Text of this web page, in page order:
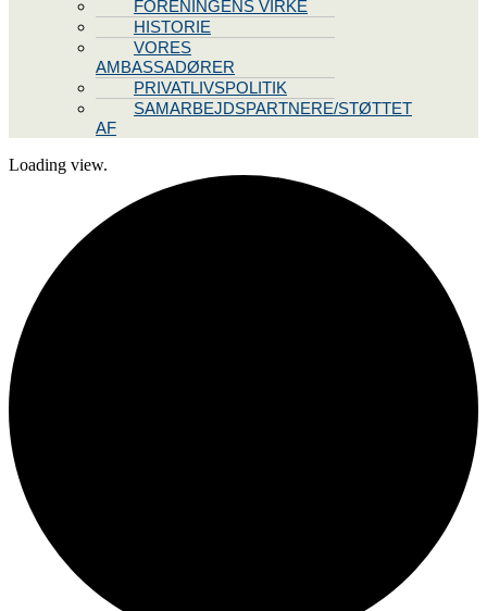
FORENINGENS VIRKE
HISTORIE
VORES
AMBASSADØRER
PRIVATLIVSPOLITIK
SAMARBEJDSPARTNERE/STØTTET
AF
Loading view.